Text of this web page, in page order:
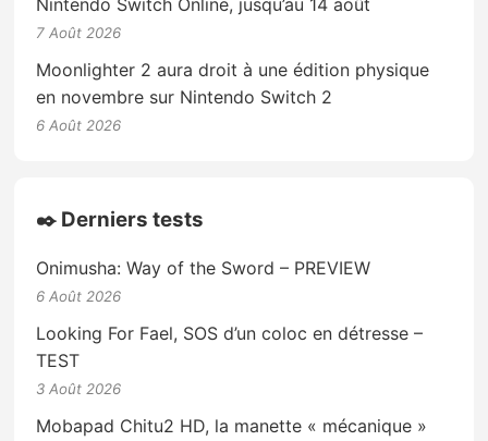
7 Août 2026
Moonlighter 2 aura droit à une édition physique
en novembre sur Nintendo Switch 2
6 Août 2026
✒️ Derniers tests
Onimusha: Way of the Sword – PREVIEW
6 Août 2026
Looking For Fael, SOS d’un coloc en détresse –
TEST
3 Août 2026
Mobapad Chitu2 HD, la manette « mécanique »